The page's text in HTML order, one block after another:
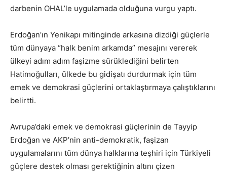
darbenin OHAL’le uygulamada olduğuna vurgu yaptı.
Erdoğan’ın Yenikapı mitinginde arkasına dizdiği güçlerle
tüm dünyaya “halk benim arkamda” mesajını vererek
ülkeyi adım adım faşizme sürüklediğini belirten
Hatimoğulları, ülkede bu gidişatı durdurmak için tüm
emek ve demokrasi güçlerini ortaklaştırmaya çalıştıklarını
belirtti.
Avrupa’daki emek ve demokrasi güçlerinin de Tayyip
Erdoğan ve AKP’nin anti-demokratik, faşizan
uygulamalarını tüm dünya halklarına teşhiri için Türkiyeli
güçlere destek olması gerektiğinin altını çizen